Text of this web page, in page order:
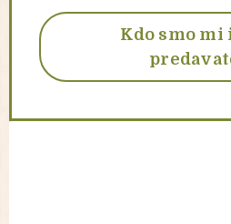
Kdo smo mi